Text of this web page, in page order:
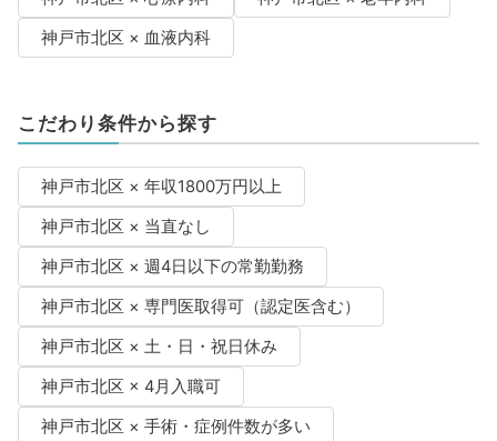
神戸市北区 × 血液内科
こだわり条件から探す
神戸市北区 × 年収1800万円以上
神戸市北区 × 当直なし
神戸市北区 × 週4日以下の常勤勤務
神戸市北区 × 専門医取得可（認定医含む）
神戸市北区 × 土・日・祝日休み
神戸市北区 × 4月入職可
神戸市北区 × 手術・症例件数が多い